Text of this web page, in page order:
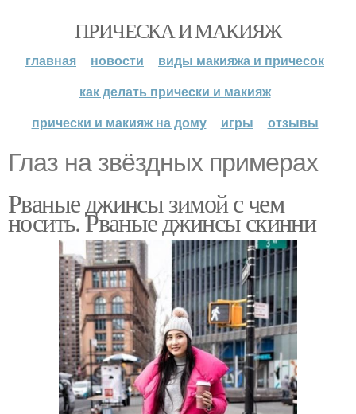
ПРИЧЕСКА И МАКИЯЖ
главная новости
виды макияжа и причесок
как делать прически и макияж
прически и макияж на дому
игры отзывы
Глаз на звёздных примерах
Рваные джинсы зимой с чем
носить. Рваные джинсы скинни